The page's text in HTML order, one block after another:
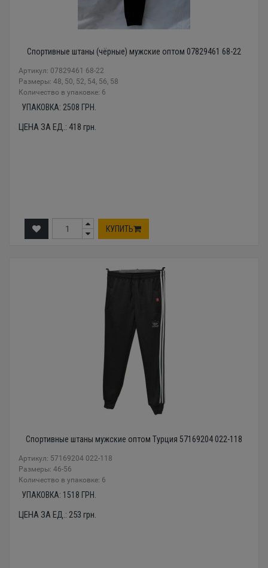
Спортивные штаны (чёрные) мужские оптом 07829461 68-22
Артикул: 07829461 68-22
Размеры: 48, 50, 52, 54, 56, 58
Количество в упаковке: 6
УПАКОВКА: 2508 ГРН.
ЦЕНА ЗА ЕД.: 418 грн.
КУПИТЬ
Спортивные штаны мужские оптом Турция 57169204 022-118
Артикул: 57169204 022-118
Размеры: 46-56
Количество в упаковке: 6
УПАКОВКА: 1518 ГРН.
ЦЕНА ЗА ЕД.: 253 грн.